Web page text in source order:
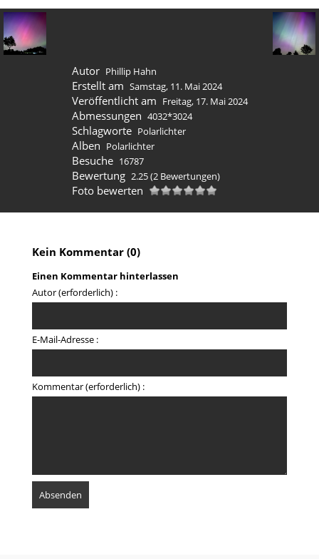
Autor Phillip Hahn
Erstellt am Samstag, 11. Mai 2024
Veröffentlicht am Freitag, 17. Mai 2024
Abmessungen 4032*3024
Schlagworte Polarlichter
Alben Polarlichter
Besuche 16787
Bewertung 2.25(2 Bewertungen)
Foto bewerten
Kein Kommentar (0)
Einen Kommentar hinterlassen
Autor (erforderlich) :
E-Mail-Adresse :
Kommentar (erforderlich) :